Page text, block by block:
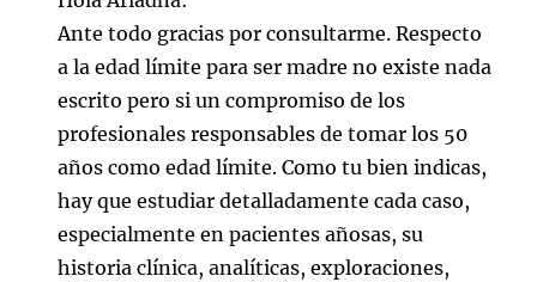
Ante todo gracias por consultarme. Respecto
a la edad límite para ser madre no existe nada
escrito pero si un compromiso de los
profesionales responsables de tomar los 50
años como edad límite. Como tu bien indicas,
hay que estudiar detalladamente cada caso,
especialmente en pacientes añosas, su
historia clínica, analíticas, exploraciones,